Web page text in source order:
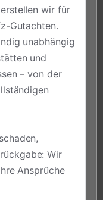
wir für
Gutachten.
unabhängig
und
– von der
Wir
Ansprüche